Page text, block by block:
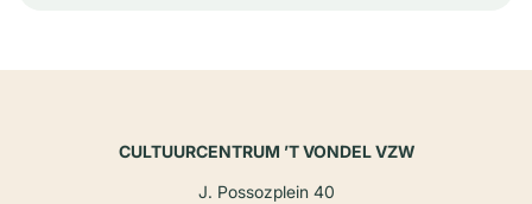
CULTUURCENTRUM ’T VONDEL VZW
J. Possozplein 40